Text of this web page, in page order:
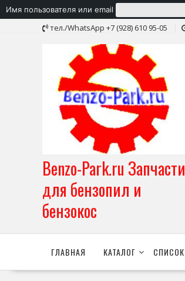
Имя пользователя или email
тел./WhatsApp +7 (928) 610 95-05
Benzo-Park.ru Запчасти
для бензопил и
бензокос
ГЛАВНАЯ КАТАЛОГ СПИСОК